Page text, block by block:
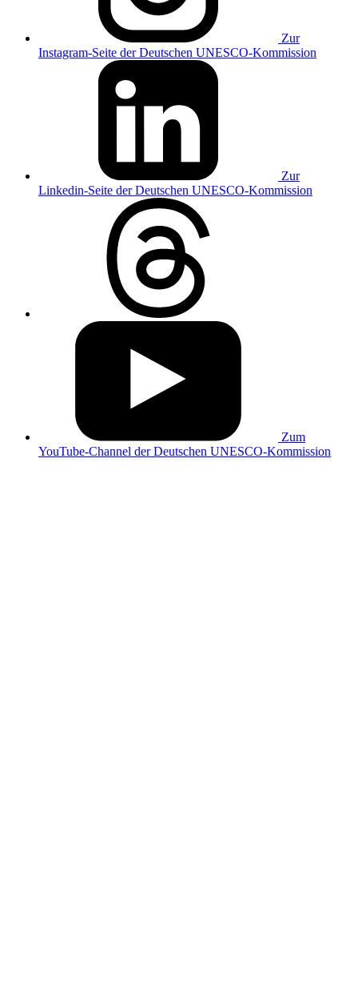
Zur
Instagram-Seite der Deutschen UNESCO-Kommission
Zur
Linkedin-Seite der Deutschen UNESCO-Kommission
Zum
YouTube-Channel der Deutschen UNESCO-Kommission